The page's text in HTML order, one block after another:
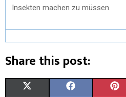
Insekten machen zu müssen.
Share this post: